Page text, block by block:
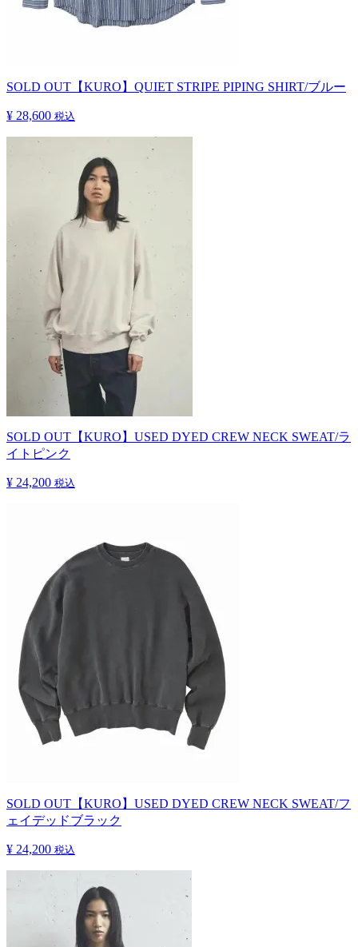
SOLD OUT 【KURO】QUIET STRIPE PIPING SHIRT/ブルー
¥ 28,600 税込
SOLD OUT 【KURO】USED DYED CREW NECK SWEAT/ラ
イトピンク
¥ 24,200 税込
SOLD OUT 【KURO】USED DYED CREW NECK SWEAT/フ
ェイデッドブラック
¥ 24,200 税込